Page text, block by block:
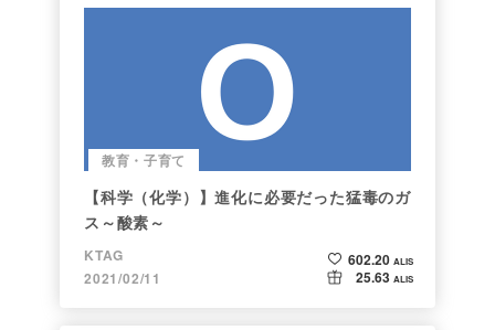
教育・子育て
【科学（化学）】進化に必要だった猛毒のガ
ス～酸素～
KTAG
2021/02/11
602.20 ALIS
25.63 ALIS